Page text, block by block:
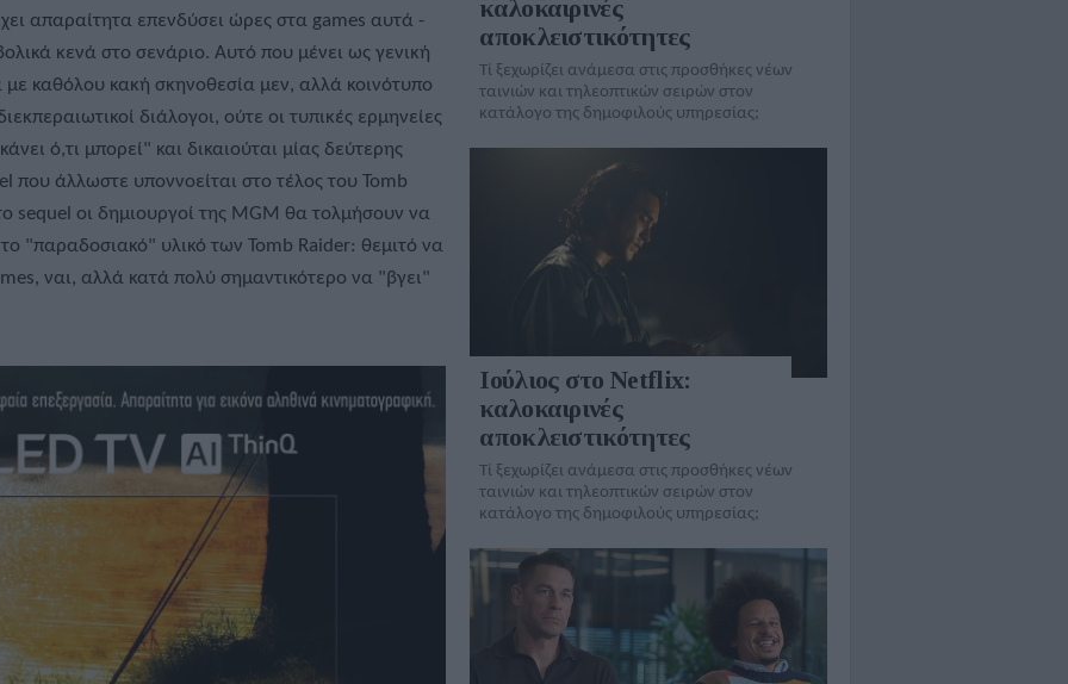
απαραίτητα επενδύσει ώρες στα games αυτά -
κενά στο σενάριο. Αυτό που μένει ως γενική
με καθόλου κακή σκηνοθεσία μεν, αλλά κοινότυπο
διάλογοι, ούτε οι τυπικές ερμηνείες
ό,τι μπορεί" και δικαιούται μίας δεύτερης
που άλλωστε υποννοείται στο τέλος του Tomb
sequel οι δημιουργοί της MGM θα τολμήσουν να
"παραδοσιακό" υλικό των Tomb Raider: θεμιτό να
ναι, αλλά κατά πολύ σημαντικότερο να "βγει"
καλοκαιρινές
αποκλειστικότητες
Τί ξεχωρίζει ανάμεσα στις προσθήκες νέων
ταινιών και τηλεοπτικών σειρών στον
κατάλογo της δημοφιλούς υπηρεσίας;
Ιούλιος στο Netflix:
καλοκαιρινές
αποκλειστικότητες
Τί ξεχωρίζει ανάμεσα στις προσθήκες νέων
ταινιών και τηλεοπτικών σειρών στον
κατάλογo της δημοφιλούς υπηρεσίας;